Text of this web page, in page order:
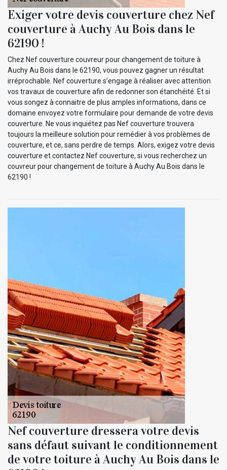
Exiger votre devis couverture chez Nef
couverture à Auchy Au Bois dans le
62190 !
Chez Nef couverture couvreur pour changement de toiture à
Auchy Au Bois dans le 62190, vous pouvez gagner un résultat
irréprochable. Nef couverture s’engage à réaliser avec attention
vos travaux de couverture afin de redonner son étanchéité. Et si
vous songez à connaitre de plus amples informations, dans ce
domaine envoyez votre formulaire pour demande de votre devis
couverture. Ne vous inquiétez pas Nef couverture trouvera
toujours la meilleure solution pour remédier à vos problèmes de
couverture, et ce, sans perdre de temps. Alors, exigez votre devis
couverture et contactez Nef couverture, si vous recherchez un
couvreur pour changement de toiture à Auchy Au Bois dans le
62190 !
Nef couverture dressera votre devis
sans défaut suivant le conditionnement
de votre toiture à Auchy Au Bois dans le